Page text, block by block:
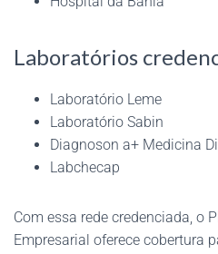
Laboratórios
Laboratório Leme
Laboratório Sabin
Diagnoson a+ Medicina
Labchecap
Com essa rede credenciada, o
Empresarial oferece cobertura